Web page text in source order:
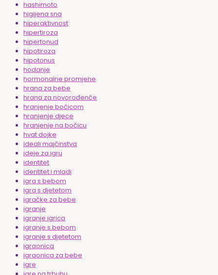
hashimoto
higijena sna
hiperaktivnost
hipertiroza
hipertonud
hipotiroza
hipotonus
hodanje
hormonalne promjene
hrana za bebe
hrana za novorođenče
hranjenje bočicom
hranjenje djece
hranjenje na bočicu
hvat dojke
ideali majčinstva
ideje za igru
identitet
identitet i mladi
igra s bebom
igra s djetetom
igračke za bebe
igranje
igranje igrica
igranje s bebom
igranje s djetetom
igraonica
igraonica za bebe
igre